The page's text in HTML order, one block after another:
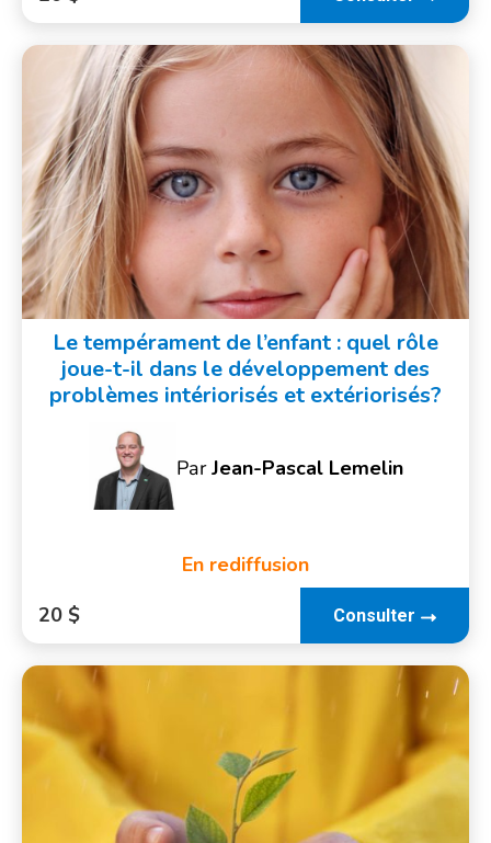
Le tempérament de l’enfant : quel rôle
joue-t-il dans le développement des
problèmes intériorisés et extériorisés?
ParJean-Pascal Lemelin
En rediffusion
20 $
Consulter